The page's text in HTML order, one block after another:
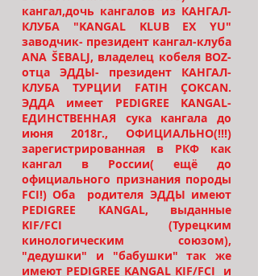
кангал,дочь кангалов из КАНГАЛ-
КЛУБА "KANGAL KLUB EX YU"
заводчик- президент кангал-клуба
ANA ŠEBALJ, владелец кобеля BOZ-
отца ЭДДЫ- президент КАНГАЛ-
КЛУБА ТУРЦИИ FATIH ÇOKCAN.
ЭДДА имеет PEDIGREE KANGAL-
ЕДИНСТВЕННАЯ сука кангала до
июня 2018г., ОФИЦИАЛЬНО(!!!)
зарегистрированная в РКФ как
кангал в России( ещё до
официального признания породы
FCI!) Оба родителя ЭДДЫ имеют
PEDIGREE KANGAL, выданные
KIF/FCI (Турецким
кинологическим союзом),
"дедушки" и "бабушки" так же
имеют PEDIGREE KANGAL KIF/FCI и